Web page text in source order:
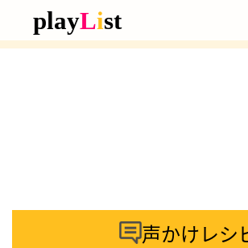
声かけレシ